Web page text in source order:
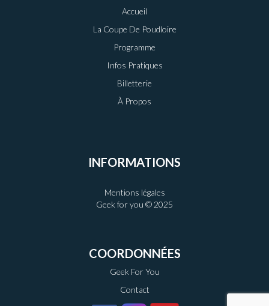
Accueil
La Coupe De Poudloire
Programme
Infos Pratiques
Billetterie
À Propos
INFORMATIONS
Mentions légales
Geek for you © 2025
COORDONNÉES
Geek For You
Contact